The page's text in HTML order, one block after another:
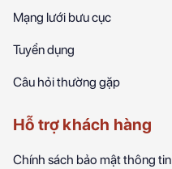
Mạng lưới bưu cục
Tuyển dụng
Câu hỏi thường gặp
Hỗ trợ khách hàng
Chính sách bảo mật thông tin